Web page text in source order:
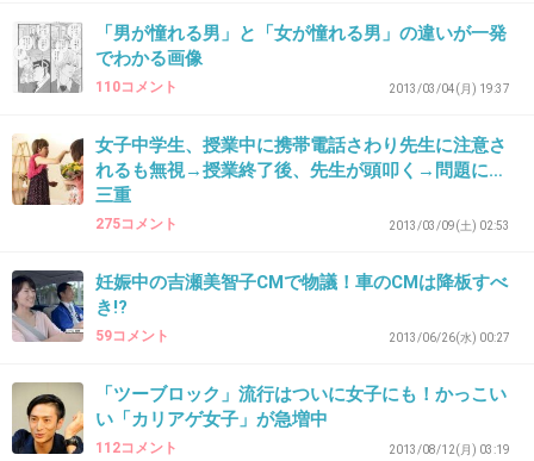
15さん、実は私も・・・。
目撃者がいないのは犯行現場にありがちなこと
そこを逆手に取った狂言は思春期の女の子に多
いですからね。
-1
37. 匿名2013/09/03(火) 17:50:14
やはり思春期の女の子は思いもよらないことで
「男が憧れる男」と「女が憧れる男」の違いが一発
でわかる画像
110コメント 2013/03/04(月) 19:37
女子中学生、授業中に携帯電話さわり先生に注意さ
れるも無視→授業終了後、先生が頭叩く→問題に…
三重
275コメント 2013/03/09(土) 02:53
妊娠中の吉瀬美智子CMで物議！車のCMは降板すべ
き!?
59コメント 2013/06/26(水) 00:27
「ツーブロック」流行はついに女子にも！かっこい
い「カリアゲ女子」が急増中
112コメント 2013/08/12(月) 03:19